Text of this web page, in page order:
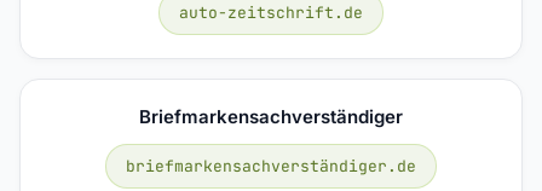
auto-zeitschrift.de
Briefmarkensachverständiger
briefmarkensachverständiger.de